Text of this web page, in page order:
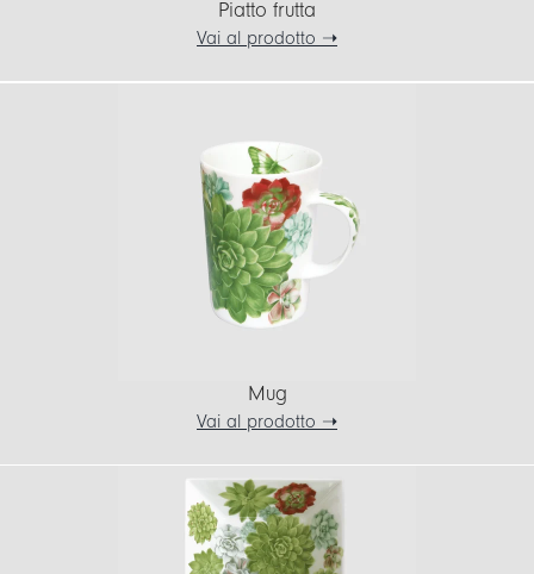
Piatto frutta
Vai al prodotto ➝
Mug
Vai al prodotto ➝